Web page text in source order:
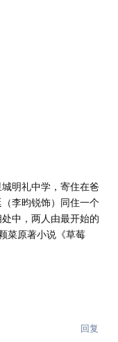
明礼中学，寄住在爸
李昀锐饰）同住一个
中，两人由最开始的
菜原著小说《草莓
回复